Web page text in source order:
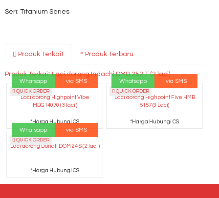
Seri: Titanium Series
Produk Terkait Produk Terbaru
Produk Terkait Laci dorong Indachi DMD 252 T (2 laci)
QUICK ORDER
Whatsapp via SMS
Laci dorong Highpoint Vibe
MBG14070 ( 3 laci )
*Harga Hubungi CS
QUICK ORDER
Whatsapp via SMS
Laci dorong Highpoint Five HMB
5157 (3 Laci)
*Harga Hubungi CS
QUICK ORDER
Whatsapp via SMS
Laci dorong Donati DOM 24 S ( 2 laci )
*Harga Hubungi CS